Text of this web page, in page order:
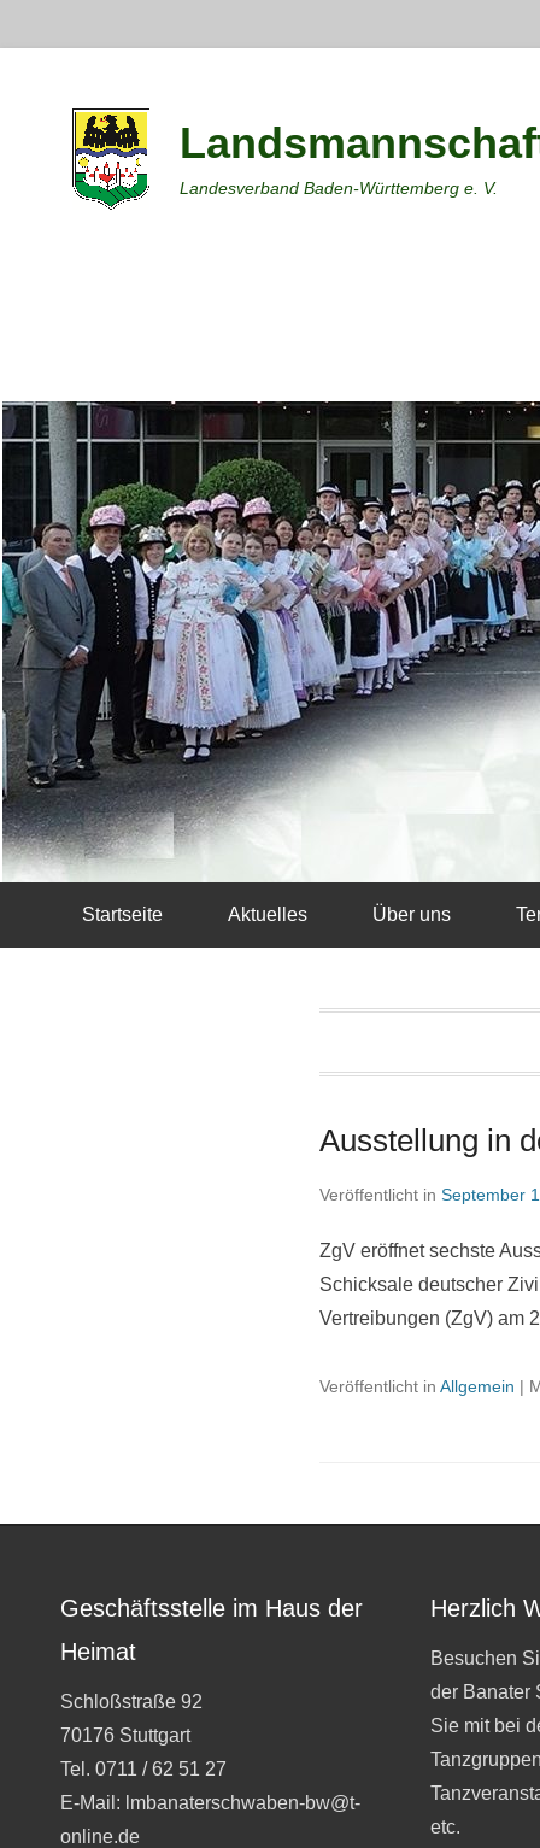
Landesverband Baden-Württemberg e. V.
Startseite Aktuelles Über uns
Ausstellung in
Veröffentlicht in September
ZgV eröffnet sechste
Schicksale deutscher
Vertreibungen (ZgV) am
Veröffentlicht in Allgemein |
Geschäftsstelle im Haus der
Heimat
Schloßstraße 92
70176 Stuttgart
Tel. 0711 / 62 51 27
E-Mail: lmbanaterschwaben-bw@t-
online.de
Herzlich
Besuchen
der Banater
Sie mit bei
etc.